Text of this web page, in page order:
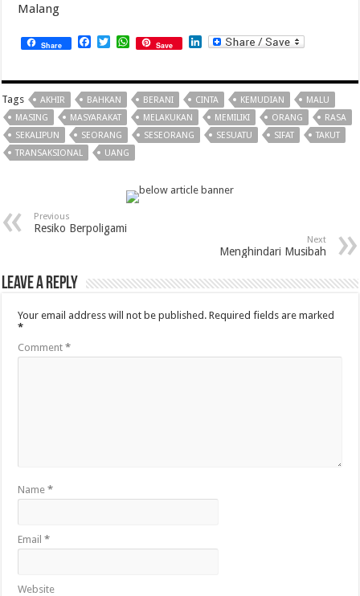
Malang
Share Facebook
TwitterWhatsApp
Save LinkedIn
Tags AKHIR BAHKAN BERANI CINTA KEMUDIAN
MALU
MASING
MASYARAKAT MELAKUKAN MEMILIKI ORANG
RASA
SEKALIPUN
SEORANG SESEORANG SESUATU SIFAT
TAKUT
TRANSAKSIONAL
UANG
Previous
Resiko Berpoligami
Next
Menghindari Musibah
Leave a Reply
Your email address will not be published. Required fields are marked
*
Comment*
Name*
Email*
Website